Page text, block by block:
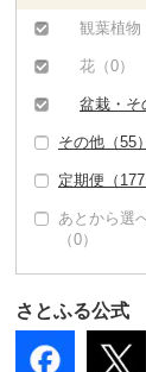
その他キ
その他日
ご当地キ
（0）
ベビー用
ペット用
防災グッ
その他雑
（0）
（0）
マフラー
その他服
観葉植物
花（0）
盆栽・そ
その他（55）
地域サー
その他（
定期便（177
あとから選
（0）
さとふる公式